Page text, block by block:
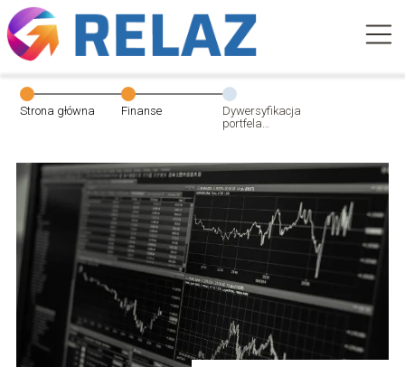
Strona główna Finanse
Dywersyfikacja
portfela
ważna?